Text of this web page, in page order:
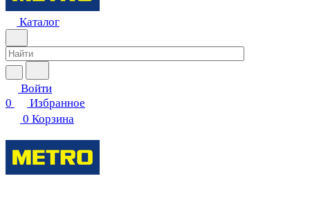
Каталог
Войти
0
Избранное
0 Корзина